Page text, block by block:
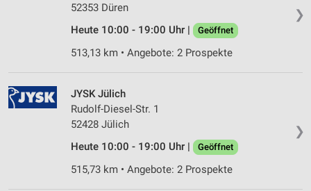
❯
52353 Düren
Heute 10:00 - 19:00 Uhr |
Geöffnet
513,13 km • Angebote: 2 Prospekte
❯
JYSK Jülich
Rudolf-Diesel-Str. 1
52428 Jülich
Heute 10:00 - 19:00 Uhr |
Geöffnet
515,73 km • Angebote: 2 Prospekte